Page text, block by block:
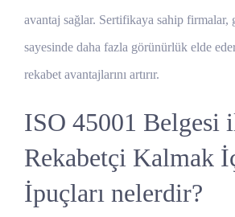
avantaj sağlar. Sertifikaya sahip
sayesinde daha fazla görünürlük elde
rekabet avantajlarını artırır.
ISO 45001 Belgesi
Rekabetçi Kalmak
İpuçları nelerdir?